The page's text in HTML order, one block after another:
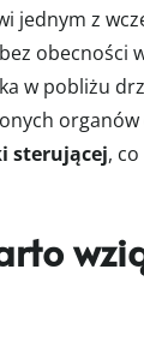
jednym z
obecności
w pobliżu
sterującej,